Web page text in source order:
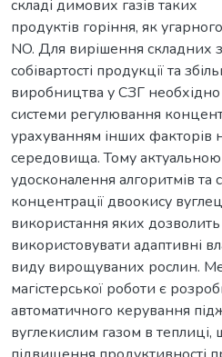
складі димових газів таких
продуктів горіння, як
NO. Для вирішення складних
собівартості продукції та
виробництва у СЗГ
системи регулювання
урахуванням інших факторів
середовища. Тому
удосконалення алгоритмів та
концентрації двоокису
використання яких
використовувати адаптивні
виду вирощуваних рослин.
магістерської роботи є
автоматичного керування
вуглекислим газом в теплиці,